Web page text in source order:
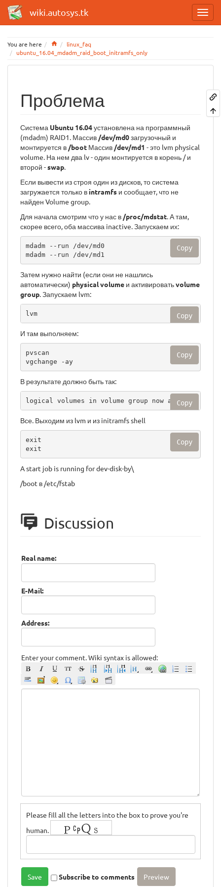
wiki.autosys.tk
You are here Homelinux_faq
ubuntu_16.04_mdadm_raid_boot_initramfs_only
Проблема
Система Ubuntu 16.04установлена на программный
(mdadm) RAID1. Массив /dev/md0загрузочный и
монтируется в /boot Массив /dev/md1 - это lvm physical
volume. На нем два lv - один монтируется в корень / и
второй -swap.
Если вывести из строя один из дисков, то система
загружается только в intramfs и сообщает, что не
найден Volume group.
Для начала смотрим что у нас в /proc/mdstat. А там,
скорее всего, оба массива inactive. Запускаем их:
mdadm --run /dev/md0
mdadm --run /dev/md1
Copy
Затем нужно найти (если они не нашлись
автоматически) physical volume и активироватьvolume
group. Запускаем lvm:
lvm Copy
И там выполняем:
pvscan
vgchange -ay
Copy
В результате должно быть так:
logical volumes in volume group now active
Copy
Все. Выходим из lvm и из initramfs shell
exit
exit
Copy
A start job is running for dev-disk-by\
/boot в /etc/fstab
Discussion
Real name:
E-Mail:
Address:
Enter your comment. Wiki syntax is allowed:
Please fill all the letters into the box to prove you're
human.
Subscribe to comments